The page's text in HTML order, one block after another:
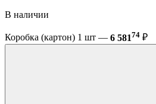
В наличии
Коробка (картон) 1 шт — 6 58174 ₽